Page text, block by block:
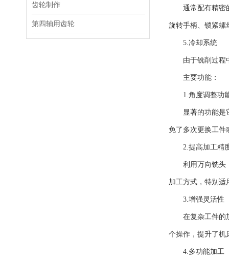
齿轮制作
第四轴用齿轮
通常配有精密的
旋转手柄、锁紧螺
5.冷却系统
由于铣削过程中
主要功能：
1.角度调整功
显著的功能是它
免了多次更换工件
2.提高加工精
利用万向铣头，
加工方式，特别适
3.增强灵活性
在复杂工件的加
个操作，提升了机
4.多功能加工